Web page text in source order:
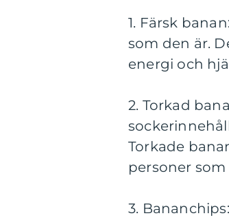
1. Färsk
som den är.
energi och
2. Torkad
Torkade
personer
3.